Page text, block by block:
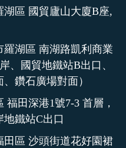
區 國貿廬山大廈B座,
湖區 南湖路凱利商業
、國貿地鐵站B出口、
鑽石廣場對面）
田深港1號7-3 首層，
鐵站C出口
區 沙頭街道花好園裙